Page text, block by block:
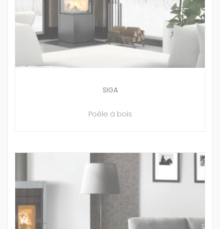
SIGA
Poêle à bois